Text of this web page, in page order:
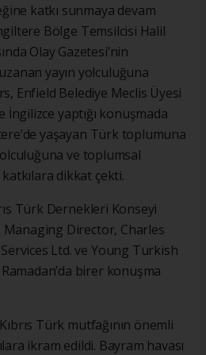
katkı sunmaya devam
Bölge Temsilcisi Halil
Olay Gazetesi’nin
yayın yolculuğuna
Enfield Belediye Meclis Üyesi
İngilizce yaptığı konuşmada
yaşayan Türk toplumuna
ve toplumsal
dikkat çekti.
Türk Dernekleri Konseyi
Managing Director, Charles
Ltd. ve Young Turkish
birer konuşma
Türk mutfağının önemli
ikram edildi. Bayram havası